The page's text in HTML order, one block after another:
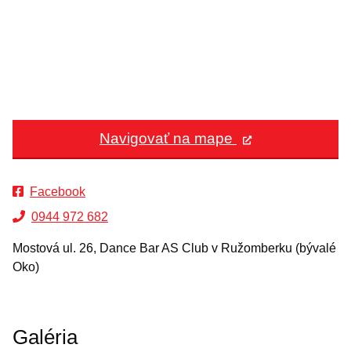
Navigovať na mape
Facebook
0944 972 682
Mostová ul. 26, Dance Bar AS Club v Ružomberku (bývalé
Oko)
Galéria